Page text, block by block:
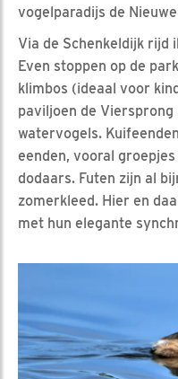
vogelparadijs de
Via de Schenkeldijk rijd
Even stoppen op de
klimbos (ideaal voor
paviljoen de Viersprong
watervogels.
eenden, vooral
dodaars. Futen zijn al
zomerkleed. Hier en
met hun elegante